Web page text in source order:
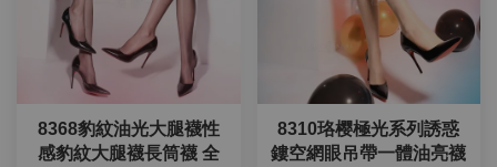
8368豹紋油光大腿襪性
感豹紋大腿襪長筒襪 全
8310珞樱極光系列誘惑
鏤空網眼吊帶一體油亮襪